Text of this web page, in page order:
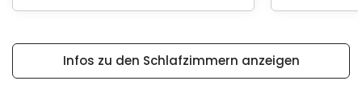
Infos zu den Schlafzimmern anzeigen